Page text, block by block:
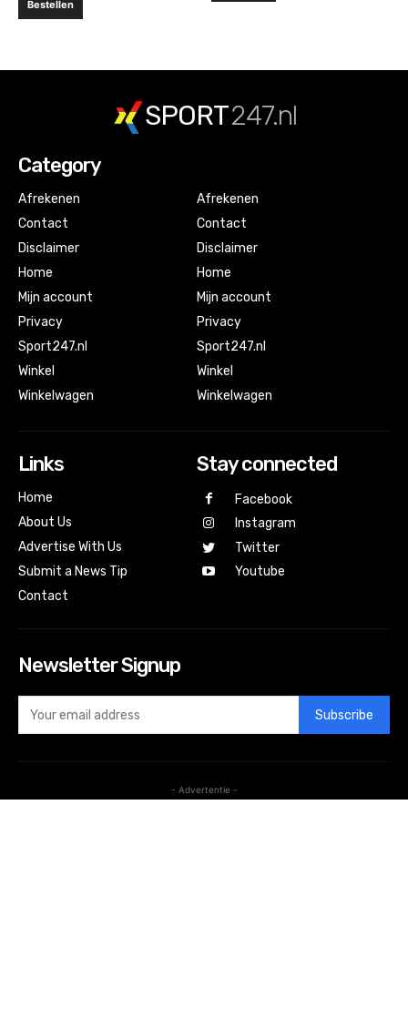
Bestellen
SPORT247.nl
Category
Afrekenen
Contact
Disclaimer
Home
Mijn account
Privacy
Sport247.nl
Winkel
Winkelwagen
Afrekenen
Contact
Disclaimer
Home
Mijn account
Privacy
Sport247.nl
Winkel
Winkelwagen
Links
Home
About Us
Advertise With Us
Submit a News Tip
Contact
Stay connected
Facebook
Instagram
Twitter
Youtube
Newsletter Signup
Subscribe
- Advertentie -